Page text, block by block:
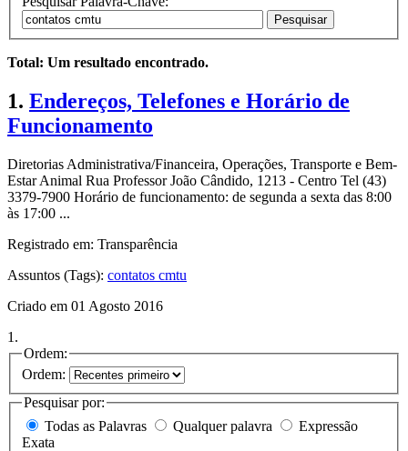
Pesquisar
Total: Um resultado encontrado.
1. Endereços, Telefones e Horário de
Funcionamento
Diretorias Administrativa/Financeira, Operações, Transporte e Bem-
Estar Animal Rua Professor João Cândido, 1213 - Centro Tel (43)
3379-7900 Horário de funcionamento: de segunda a sexta das 8:00
às 17:00 ...
Registrado em: Transparência
Assuntos (Tags): contatos cmtu
Criado em 01 Agosto 2016
1.
Ordem:
Ordem:
Pesquisar por:
Todas as Palavras
Qualquer palavra
Exata